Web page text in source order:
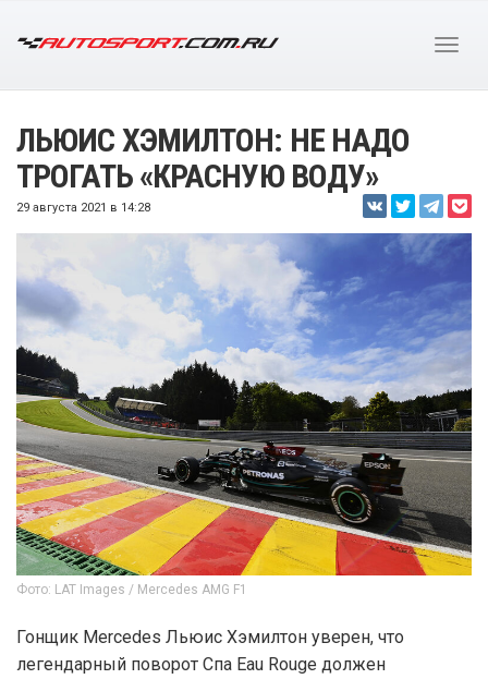
ЛЬЮИС ХЭМИЛТОН: НЕ НАДО
ТРОГАТЬ «КРАСНУЮ ВОДУ»
29 августа 2021 в 14:28
Фото: LAT Images / Mercedes AMG F1
Гонщик Mercedes Льюис Хэмилтон уверен, что
легендарный поворот Спа Eau Rouge должен